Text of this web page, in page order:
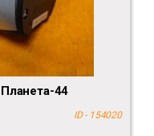
44
ID - 154020